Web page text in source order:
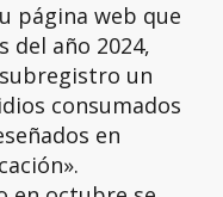
página web que
del año 2024,
un
consumados
en